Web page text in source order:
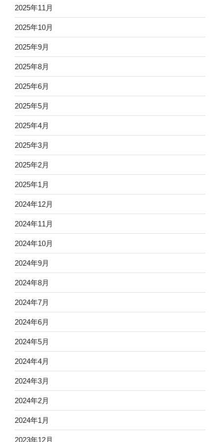
2025年11月
2025年10月
2025年9月
2025年8月
2025年6月
2025年5月
2025年4月
2025年3月
2025年2月
2025年1月
2024年12月
2024年11月
2024年10月
2024年9月
2024年8月
2024年7月
2024年6月
2024年5月
2024年4月
2024年3月
2024年2月
2024年1月
2023年12月